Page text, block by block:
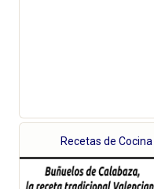
Recetas de Cocina